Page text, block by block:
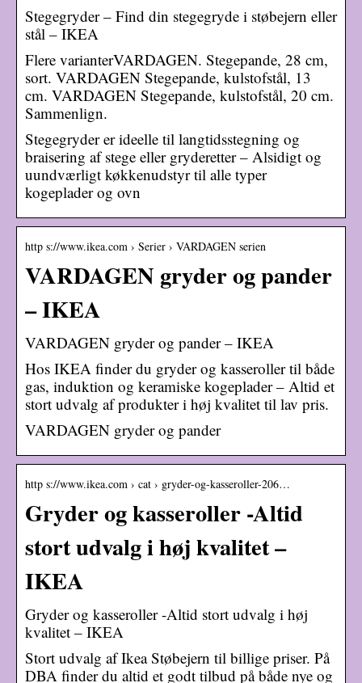
Stegegryder – Find din stegegryde i støbejern eller
stål – IKEA
Flere varianterVARDAGEN. Stegepande, 28 cm,
sort. VARDAGEN Stegepande, kulstofstål, 13
cm. VARDAGEN Stegepande, kulstofstål, 20 cm.
Sammenlign.
Stegegryder er ideelle til langtidsstegning og
braisering af stege eller gryderetter – Alsidigt og
uundværligt køkkenudstyr til alle typer
kogeplader og ovn
http s://www.ikea.com › Serier › VARDAGEN serien
VARDAGEN gryder og pander
– IKEA
VARDAGEN gryder og pander – IKEA
Hos IKEA finder du gryder og kasseroller til både
gas, induktion og keramiske kogeplader – Altid et
stort udvalg af produkter i høj kvalitet til lav pris.
VARDAGEN gryder og pander
http s://www.ikea.com › cat › gryder-og-kasseroller-206…
Gryder og kasseroller -Altid
stort udvalg i høj kvalitet –
IKEA
Gryder og kasseroller -Altid stort udvalg i høj
kvalitet – IKEA
Stort udvalg af Ikea Støbejern til billige priser. På
DBA finder du altid et godt tilbud på både nye og